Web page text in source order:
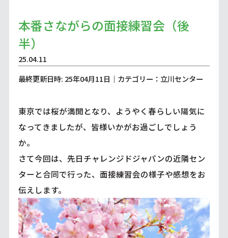
本番さながらの面接練習会（後
半）
25.04.11
最終更新日時: 25年04月11日｜カテゴリー：立川センター
東京では桜が満開となり、ようやく春らしい陽気に
なってきましたが、皆様いかがお過ごしでしょう
か。
さて今回は、先日チャレンジドジャパンの近隣セン
ターと合同で行った、面接練習会の様子や感想をお
伝えします。